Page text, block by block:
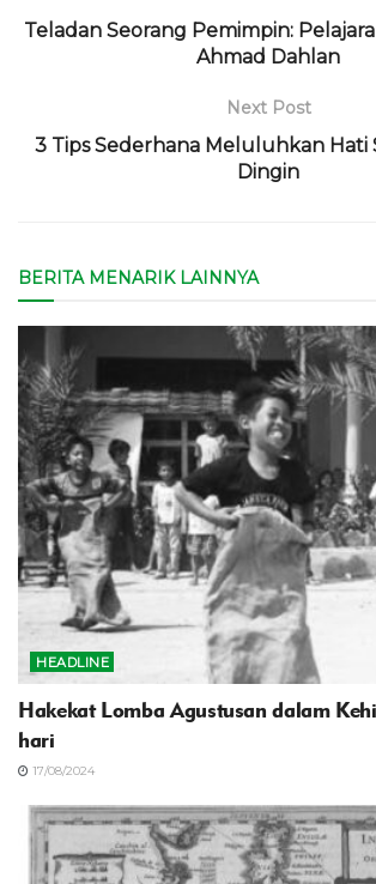
Teladan Seorang Pemimpin:
Ahmad Dahlan
Next Post
3 Tips Sederhana Meluluhkan Hati
Dingin
BERITA MENARIK LAINNYA
HEADLINE
Hakekat Lomba Agustusan dalam
hari
17/08/2024